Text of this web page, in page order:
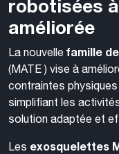
robotisées
améliorée
La nouvelle famille
(MATE ) vise à
contraintes
simplifiant les
solution adaptée et
Les exosquelettes